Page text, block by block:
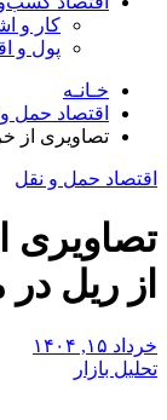
کار و
پول و
خـانـه
اقتصاد حمل
تصاویری از
اقتصاد حمل و نقل
تصاویری
از ریل
خرداد ۱۵, ۱۴۰۴
تحلیل بازار